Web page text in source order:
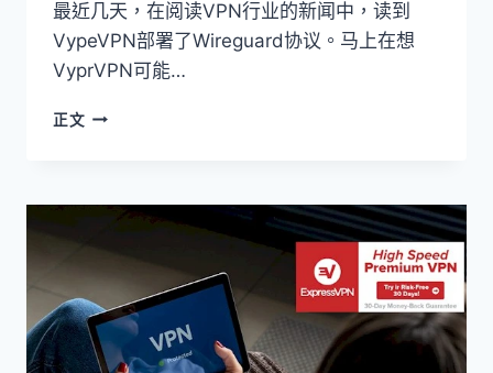
最近几天，在阅读VPN行业的新闻中，读到
VypeVPN部署了Wireguard协议。马上在想
VyprVPN可能…
正文VYPRVPN
能
吗
年
9
月）-
WINDOWS